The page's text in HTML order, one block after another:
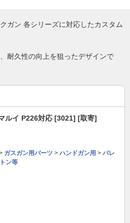
ガン 各シリーズに対応したカスタム
耐久性の向上を狙ったデザインで
ルイ P226対応 [3021] [取寄]
ガスガン用パーツ > ハンドガン用 > バレ
ン等